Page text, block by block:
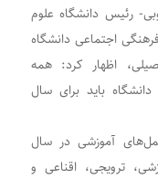
رئیس دانشگاه علوم
اجتماعی دانشگاه
اظهار کرد: همه
باید برای سال
آموزشی در سال
ترویجی، اقناعی و